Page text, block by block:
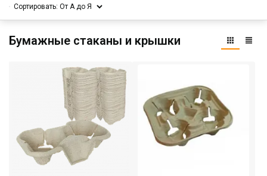
Сортировать: От А до Я
Бумажные стаканы и крышки